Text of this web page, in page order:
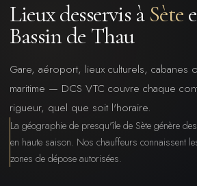
Lieux desservis à Sète
Bassin de Thau
Gare, aéroport, lieux culturels, cabanes
maritime — DCS VTC couvre chaque
rigueur, quel que soit l'horaire.
La géographie de presqu'île de Sète génère
en haute saison. Nos chauffeurs connaissent
zones de dépose autorisées.